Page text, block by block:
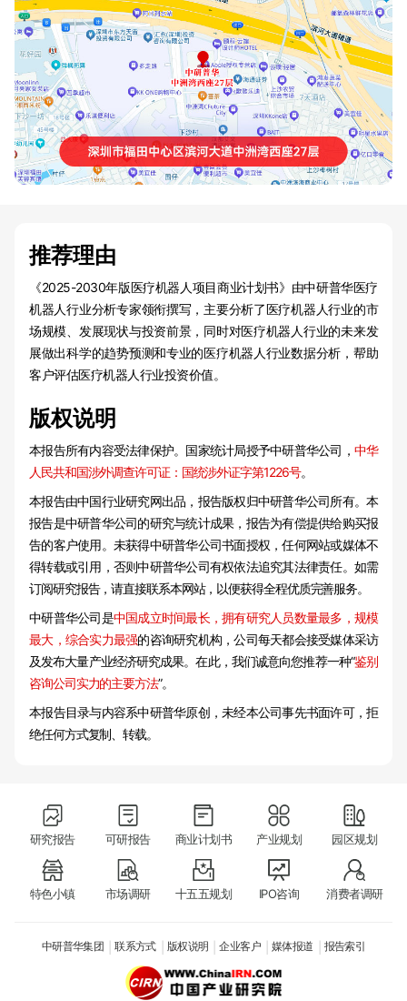
推荐理由
《2025-2030年版医疗机器人项目商业计划书》由中研普华医疗
机器人行业分析专家领衔撰写，主要分析了医疗机器人行业的市
场规模、发展现状与投资前景，同时对医疗机器人行业的未来发
展做出科学的趋势预测和专业的医疗机器人行业数据分析，帮助
客户评估医疗机器人行业投资价值。
版权说明
本报告所有内容受法律保护。国家统计局授予中研普华公司， 中华
人民共和国涉外调查许可证：国统涉外证字第1226号。
本报告由中国行业研究网出品，报告版权归中研普华公司所有。本
报告是中研普华公司的研究与统计成果，报告为有偿提供给购买报
告的客户使用。未获得中研普华公司书面授权，任何网站或媒体不
得转载或引用，否则中研普华公司有权依法追究其法律责任。如需
订阅研究报告，请直接联系本网站，以便获得全程优质完善服务。
中研普华公司是中国成立时间最长，拥有研究人员数量最多，规模
最大，综合实力最强的咨询研究机构，公司每天都会接受媒体采访
及发布大量产业经济研究成果。在此，我们诚意向您推荐一种“鉴别
咨询公司实力的主要方法”。
本报告目录与内容系中研普华原创，未经本公司事先书面许可，拒
绝任何方式复制、转载。
研究报告 可研报告 商业计划书 产业规划 园区规划
特色小镇 市场调研 十五五规划 IPO咨询 消费者调研
中研普华集团 联系方式 版权说明 企业客户 媒体报道 报告索引